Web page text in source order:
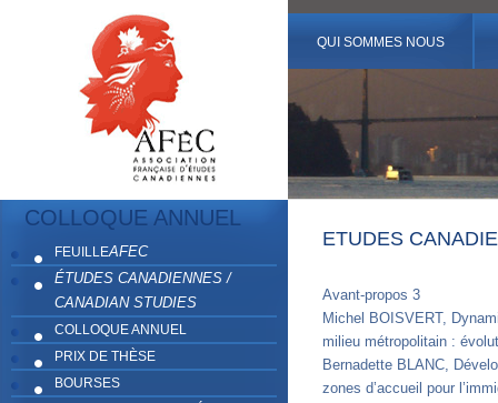
QUI SOMMES NOUS
COLLOQUE ANNUEL
FEUILLEAFEC
ÉTUDES CANADIENNES /
CANADIAN STUDIES
COLLOQUE ANNUEL
PRIX DE THÈSE
BOURSES
ETUDES
Avant-propos 3
Michel BOISVERT,
milieu métropolitain :
Bernadette BLANC,
zones d’accueil pour